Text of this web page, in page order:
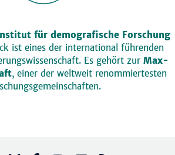
für demografische Forschung
ist eines der international führenden
Es gehört zur Max-
, einer der weltweit renommiertesten